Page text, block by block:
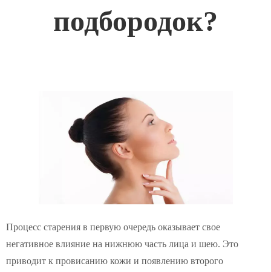
подбородок?
Процесс старения в первую очередь оказывает свое
негативное влияние на нижнюю часть лица и шею. Это
приводит к провисанию кожи и появлению второго